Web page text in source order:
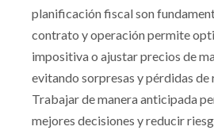
planificación fiscal son
contrato y operación permite
impositiva o ajustar precios de
evitando sorpresas y pérdidas
Trabajar de manera anticipada
mejores decisiones y reducir